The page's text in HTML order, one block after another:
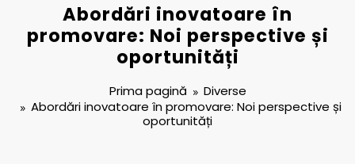
Abordări inovatoare în
promovare: Noi perspective și
oportunități
Prima pagină
Diverse
Abordări inovatoare în promovare: Noi perspective și
oportunități